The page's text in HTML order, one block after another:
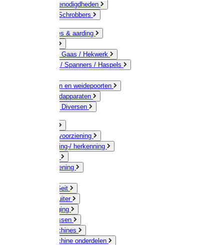
Schildersbenodigdheden
Borstels / Schrobbers
Accessoires & aarding
Geleiders / Gaas / Hekwerk
Verbinders / Spanners / Haspels
Doorgangen en weidepoorten
Schrikdraadapparaten
Afrastering Diversen
Drinkwatervoorziening
Veemarkering-/ herkenning
Voervoorziening
Schaap / Geit
Paard & Ruiter
Veeverzorging
Scheermessen
Scheermachines
Scheermachine onderdelen